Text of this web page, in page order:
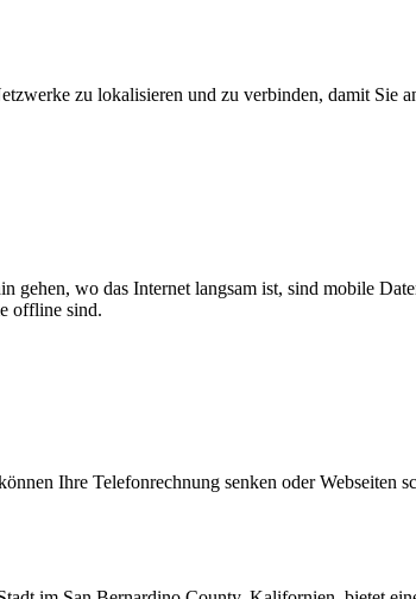
zu lokalisieren und zu verbinden, damit Sie
gehen, wo das Internet langsam ist, sind mobile
offline sind.
Ihre Telefonrechnung senken oder Webseiten